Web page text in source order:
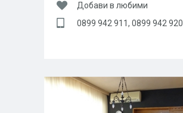
Добави в любими
0899 942 911, 0899 942 920